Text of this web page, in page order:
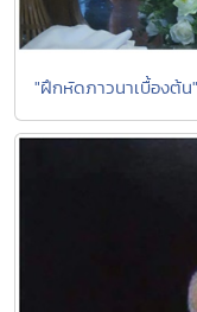
"ฝึกหัดภาวนาเบื้องต้